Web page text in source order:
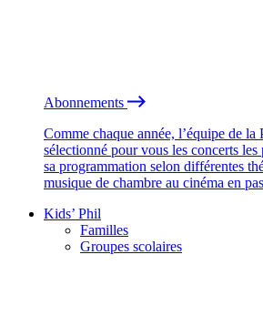
Abonnements
Comme chaque année, l’équipe de la
sélectionné pour vous les concerts
sa programmation selon différentes
musique de chambre au cinéma en
Kids’ Phil
Familles
Groupes scolaires